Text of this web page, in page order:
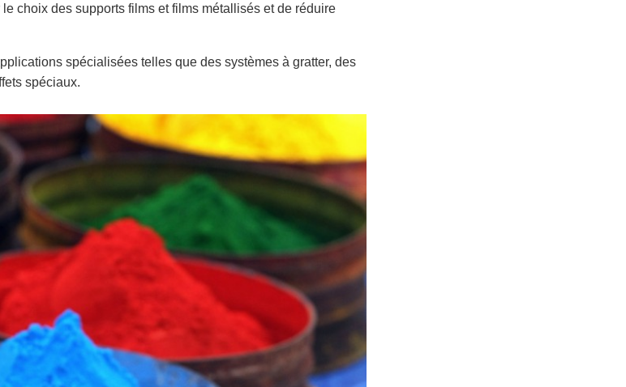
choix des supports films et films métallisés et de réduire
spécialisées telles que des systèmes à gratter, des
spéciaux.